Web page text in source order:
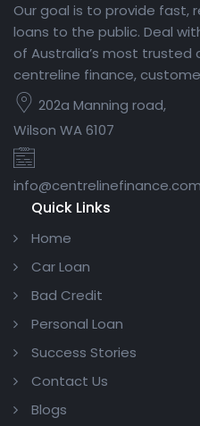
Our goal is to provide fast,
loans to the public. Deal
of Australia’s most trusted
centreline finance,
202a Manning road,
Wilson WA 6107
Quick Links
Home
Car Loan
Bad Credit
Personal Loan
Success Stories
Contact Us
Blogs